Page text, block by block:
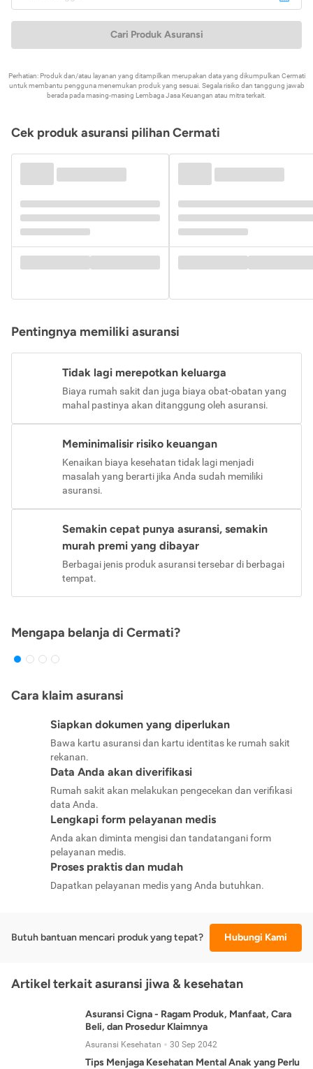
Cari Produk Asuransi
Perhatian: Produk dan/atau layanan yang ditampilkan merupakan data yang dikumpulkan Cermati
untuk membantu pengguna menemukan produk yang sesuai. Segala risiko dan tanggung jawab
berada pada masing-masing Lembaga Jasa Keuangan atau mitra terkait.
Cek produk asuransi pilihan Cermati
Pentingnya memiliki asuransi
Tidak lagi merepotkan keluarga
Biaya rumah sakit dan juga biaya obat-obatan yang
mahal pastinya akan ditanggung oleh asuransi.
Meminimalisir risiko keuangan
Kenaikan biaya kesehatan tidak lagi menjadi
masalah yang berarti jika Anda sudah memiliki
asuransi.
Semakin cepat punya asuransi, semakin
murah premi yang dibayar
Berbagai jenis produk asuransi tersebar di berbagai
tempat.
Mengapa belanja di Cermati?
Cara klaim asuransi
Siapkan dokumen yang diperlukan
Bawa kartu asuransi dan kartu identitas ke rumah sakit
rekanan.
Data Anda akan diverifikasi
Rumah sakit akan melakukan pengecekan dan verifikasi
data Anda.
Lengkapi form pelayanan medis
Anda akan diminta mengisi dan tandatangani form
pelayanan medis.
Proses praktis dan mudah
Dapatkan pelayanan medis yang Anda butuhkan.
Butuh bantuan mencari produk yang tepat? Hubungi Kami
Artikel terkait asuransi jiwa & kesehatan
Asuransi Cigna - Ragam Produk, Manfaat, Cara
Beli, dan Prosedur Klaimnya
Asuransi Kesehatan 30 Sep 2042
Tips Menjaga Kesehatan Mental Anak yang Perlu